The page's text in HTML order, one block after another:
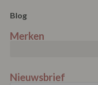
Blog
Merken
Nieuwsbrief